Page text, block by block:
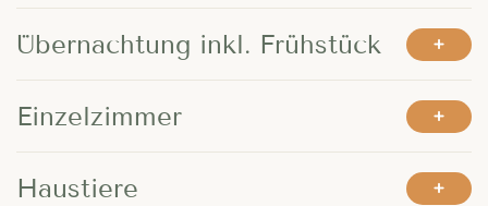
Übernachtung inkl. Frühstück
Einzelzimmer
Haustiere